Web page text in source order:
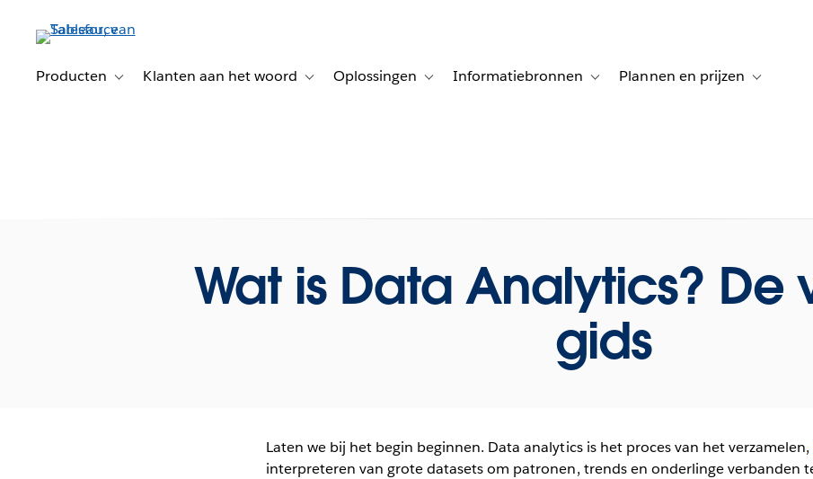
Producten
Toggle sub-navigation for Producten
Klanten aan het woord Toggle sub-navigation for Klanten aan het woord
Oplossingen Toggle sub-navigation for Oplossingen
Informatiebronnen Toggle sub-navigation for
Plannen en prijzen Toggle
Wat is Data Analytics? De
gids
Laten we bij het begin beginnen. Data analytics is het proces van het verzamelen,
interpreteren van grote datasets om patronen, trends en onderlinge verbanden